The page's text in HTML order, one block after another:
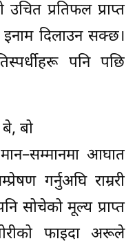
प्रतिफल प्राप्त
दिलाउन सक्छ।
पनि पछि
बो
आघात
गर्नुअघि राम्ररी
सोचेको मूल्य प्राप्त
फाइदा अरूले